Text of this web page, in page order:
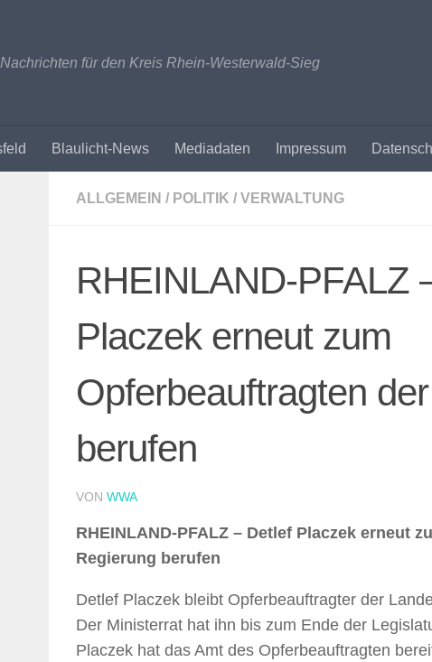
Nachrichten für den Kreis Rhein-Westerwald-Sieg
Blaulicht-News Mediadaten Impressum
ALLGEMEIN / POLITIK / VERWALTUNG
RHEINLAND-PFALZ
Placzek erneut zum
Opferbeauftragten
berufen
VON WWA
RHEINLAND-PFALZ – Detlef Placzek erneut
Regierung berufen
Detlef Placzek bleibt Opferbeauftragter der
Der Ministerrat hat ihn bis zum Ende der
Placzek hat das Amt des Opferbeauftragten